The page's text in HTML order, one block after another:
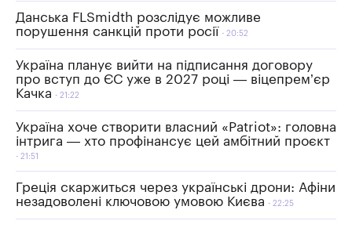
Данська FLSmidth розслідує можливе
порушення санкцій проти росії
20:52
Україна планує вийти на підписання договору
про вступ до ЄС уже в 2027 році — віцепрем’єр
Качка
21:22
Україна хоче створити власний «Patriot»: головна
інтрига — хто профінансує цей амбітний проєкт
21:51
Греція скаржиться через українські дрони: Афіни
незадоволені ключовою умовою Києва
22:25